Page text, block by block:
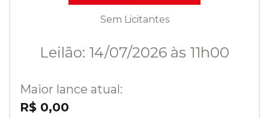
Sem Licitantes
Leilão: 14/07/2026 às 11h00
Maior lance atual:
R$ 0,00